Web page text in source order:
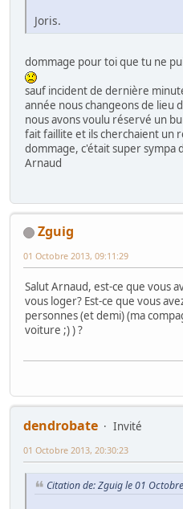
Joris.
dommage pour toi que tu ne
sauf incident de dernière
année nous changeons de lieu
nous avons voulu réservé un
fait faillite et ils cherchaient un
dommage, c'était super sympa
Arnaud
Zguig
01 Octobre 2013, 09:11:29
Salut Arnaud, est-ce que vous
vous loger? Est-ce que vous
personnes (et demi) (ma
voiture ;) ) ?
dendrobate
Invité
01 Octobre 2013, 20:30:23
Citation de: Zguig le 01